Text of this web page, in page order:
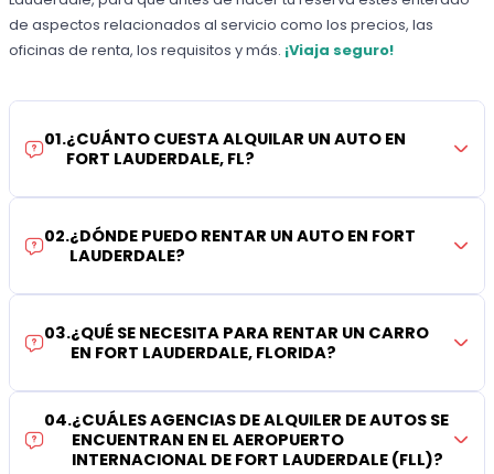
de aspectos relacionados al servicio como los precios, las
oficinas de renta, los requisitos y más. ¡Viaja seguro!
01.¿CUÁNTO CUESTA ALQUILAR UN AUTO EN
FORT LAUDERDALE, FL?
02.¿DÓNDE PUEDO RENTAR UN AUTO EN FORT
LAUDERDALE?
03.¿QUÉ SE NECESITA PARA RENTAR UN CARRO
EN FORT LAUDERDALE, FLORIDA?
04.¿CUÁLES AGENCIAS DE ALQUILER DE AUTOS SE
ENCUENTRAN EN EL AEROPUERTO
INTERNACIONAL DE FORT LAUDERDALE (FLL)?